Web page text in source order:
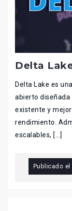
Delta
Delta Lake es
abierto diseñada
existente y
rendimiento.
escalables, […]
Publicado el